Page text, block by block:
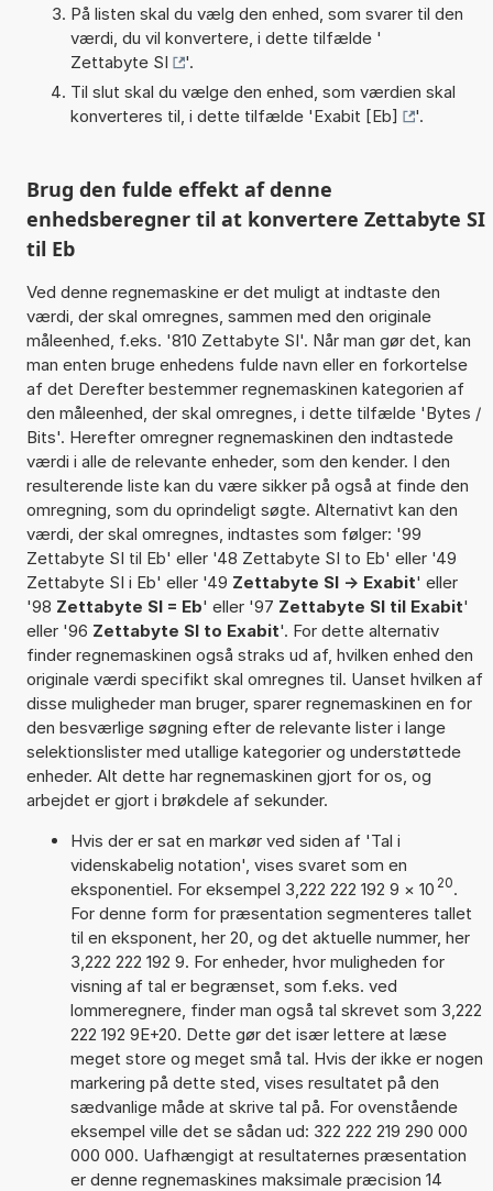
På listen skal du vælg den enhed, som svarer til den
værdi, du vil konvertere, i dette tilfælde '
Zettabyte SI
'.
Til slut skal du vælge den enhed, som værdien skal
konverteres til, i dette tilfælde 'Exabit [Eb] '.
Brug den fulde effekt af denne
enhedsberegner til at konvertere Zettabyte SI
til Eb
Ved denne regnemaskine er det muligt at indtaste den
værdi, der skal omregnes, sammen med den originale
måleenhed, f.eks. '810 Zettabyte SI'. Når man gør det, kan
man enten bruge enhedens fulde navn eller en forkortelse
af det Derefter bestemmer regnemaskinen kategorien af
den måleenhed, der skal omregnes, i dette tilfælde 'Bytes /
Bits'. Herefter omregner regnemaskinen den indtastede
værdi i alle de relevante enheder, som den kender. I den
resulterende liste kan du være sikker på også at finde den
omregning, som du oprindeligt søgte. Alternativt kan den
værdi, der skal omregnes, indtastes som følger: '99
Zettabyte SI til Eb' eller '48 Zettabyte SI to Eb' eller '49
Zettabyte SI i Eb' eller '49 Zettabyte SI -> Exabit' eller
'98 Zettabyte SI = Eb' eller '97 Zettabyte SI til Exabit'
eller '96 Zettabyte SI to Exabit'. For dette alternativ
finder regnemaskinen også straks ud af, hvilken enhed den
originale værdi specifikt skal omregnes til. Uanset hvilken af
disse muligheder man bruger, sparer regnemaskinen en for
den besværlige søgning efter de relevante lister i lange
selektionslister med utallige kategorier og understøttede
enheder. Alt dette har regnemaskinen gjort for os, og
arbejdet er gjort i brøkdele af sekunder.
Hvis der er sat en markør ved siden af 'Tal i
videnskabelig notation', vises svaret som en
eksponentiel. For eksempel 3,222 222 192 9 × 10 20.
For denne form for præsentation segmenteres tallet
til en eksponent, her 20, og det aktuelle nummer, her
3,222 222 192 9. For enheder, hvor muligheden for
visning af tal er begrænset, som f.eks. ved
lommeregnere, finder man også tal skrevet som 3,222
222 192 9E+20. Dette gør det især lettere at læse
meget store og meget små tal. Hvis der ikke er nogen
markering på dette sted, vises resultatet på den
sædvanlige måde at skrive tal på. For ovenstående
eksempel ville det se sådan ud: 322 222 219 290 000
000 000. Uafhængigt at resultaternes præsentation
er denne regnemaskines maksimale præcision 14